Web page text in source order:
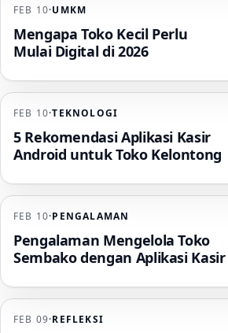
FEB 10·UMKM
Mengapa Toko Kecil Perlu
Mulai Digital di 2026
FEB 10·TEKNOLOGI
5 Rekomendasi Aplikasi Kasir
Android untuk Toko Kelontong
FEB 10·PENGALAMAN
Pengalaman Mengelola Toko
Sembako dengan Aplikasi Kasir
FEB 09·REFLEKSI